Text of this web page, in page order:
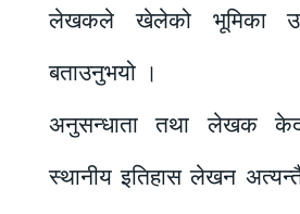
लेखकले खेलेको भूमिका
बताउनुभयो ।
अनुसन्धाता तथा लेखक
स्थानीय इतिहास लेखन